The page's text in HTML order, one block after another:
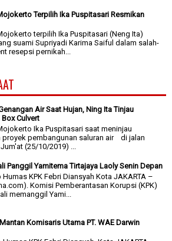
Terpilih Ika Puspitasari Resmikan
terpilih Ika Puspitasari (Neng Ita)
suami Supriyadi Karima Saiful dalam salah-
resepsi pernikah...
Air Saat Hujan, Ning Ita Tinjau
Culvert
Ika Puspitasari saat meninjau
proyek pembangunan saluran air di jalan
(25/10/2019) ...
Panggil Yamitema Tirtajaya Laoly Senin Depan
Humas KPK Febri Diansyah Kota JAKARTA –
Komisi Pemberantasan Korupsi (KPK)
memanggil Yami...
Komisaris Utama PT. WAE Darwin